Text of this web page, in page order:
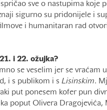
sve o nastupima koje
sigurno su pridonijele i
i humanitaran rad
i 22. ožujka?
se veselim jer se vraćam
i s publikom i s Lisinskim.
put ponesem kofer pun
poput Olivera Dragojevića,